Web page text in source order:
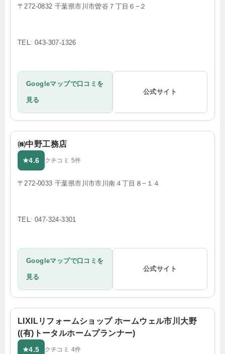
〒272-0832 千葉県市川市曽谷７丁目６−２
TEL: 043-307-1326
Googleマップで口コミを
見る
公式サイト
㈱中野工務店
★4.6 クチコミ 5件
〒272-0033 千葉県市川市市川南４丁目８−１４
TEL: 047-324-3301
Googleマップで口コミを
見る
公式サイト
LIXILリフォームショップ ホームウェル市川大野
((有)トータルホームプランナー)
★4.5 クチコミ 4件